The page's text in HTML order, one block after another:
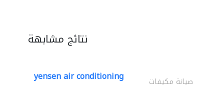
نتائج مشابهة
yensen air conditioning صيانة مكيفات